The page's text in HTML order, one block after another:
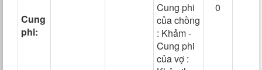
Cung
phi:
Cung phi
của chồng
: Khảm -
Cung phi
của vợ :
0